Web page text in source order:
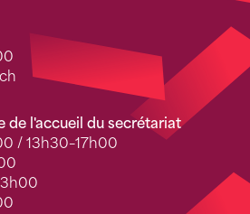
de l'accueil du secrétariat
/ 13h30–17h00